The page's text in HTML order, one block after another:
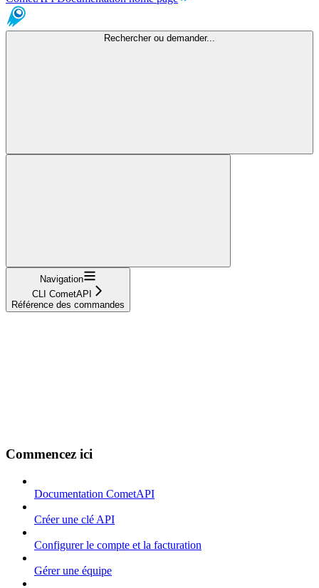
Rechercher ou demander...
Navigation
CLI CometAPI
Référence des commandes
Commencez ici
Documentation CometAPI
Créer une clé API
Configurer le compte et la facturation
Gérer une équipe